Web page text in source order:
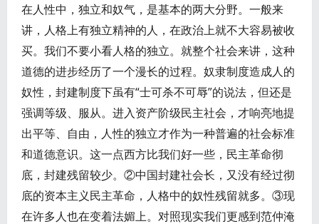
在人性中，独立和奴气，是基本的两大分野。一般来
讲，人格上有独立精神的人，在政治上就不大容易被收
买。我们不要小看人格的独立。就整个社会来讲，这种
道德的进步经历了一个漫长的过程。奴隶制度造成人的
奴性，封建制度下虽有“士可杀不可辱”的说法，但还是
强调等级、服从。进入资产阶级民主社会，才响亮地提
出平等、自由，人性的独立才作为一种普遍的社会标准
和道德意识。这一点西方比我们好一些，民主革命彻
底，封建残留较少。②中国封建社会长，又没有经过彻
底的资本主义民主革命，人格中的奴性残留就多。③现
在许多人也在变着法媚上。对照现实我们更感到范仲淹